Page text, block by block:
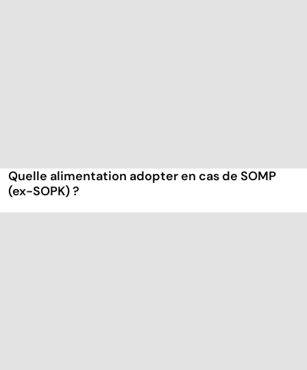
Quelle alimentation adopter en cas de SOMP
(ex-SOPK) ?